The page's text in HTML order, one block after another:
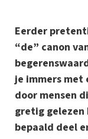
Eerder
“de” canon
je immers met
door mensen
gretig
bepaald deel